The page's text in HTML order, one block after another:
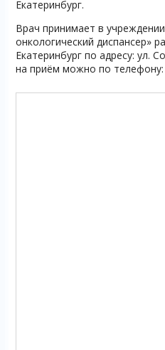
Екатеринбург.
Врач принимает в
онкологический диспансер»
Екатеринбург по адресу: ул.
на приём можно по телефону: